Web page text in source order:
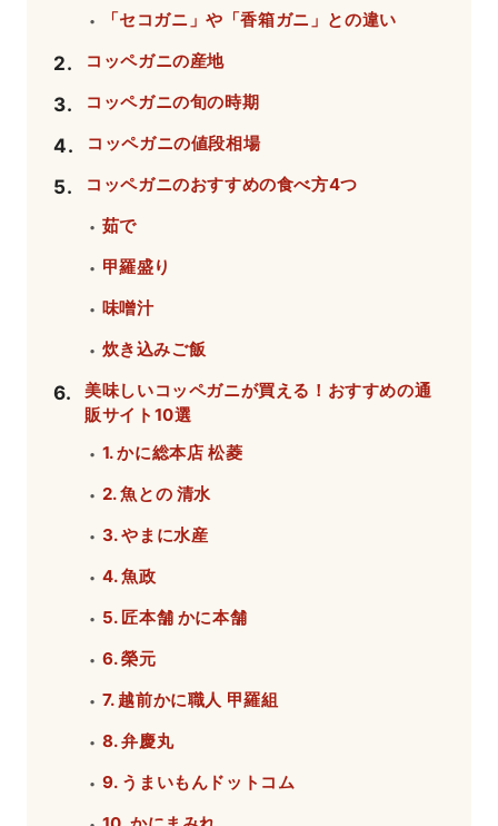
・ 「セコガニ」や「香箱ガニ」との違い
2. コッペガニの産地
3. コッペガニの旬の時期
4. コッペガニの値段相場
5. コッペガニのおすすめの食べ方4つ
・ 茹で
・ 甲羅盛り
・ 味噌汁
・ 炊き込みご飯
6.
美味しいコッペガニが買える！おすすめの通
販サイト10選
・ 1. かに総本店 松菱
・ 2. 魚との 清水
・ 3. やまに水産
・ 4. 魚政
・ 5. 匠本舗 かに本舗
・ 6. 榮元
・ 7. 越前かに職人 甲羅組
・ 8. 弁慶丸
・ 9. うまいもんドットコム